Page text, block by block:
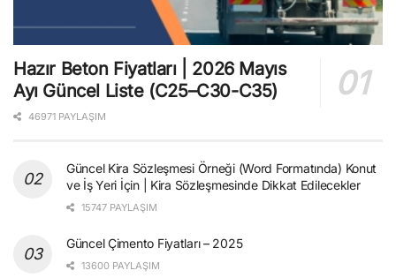
Hazır Beton Fiyatları | 2026 Mayıs
Ayı Güncel Liste (C25–C30-C35)
46971 PAYLAŞIM
Güncel Kira Sözleşmesi Örneği (Word Formatında) Konut
ve İş Yeri İçin | Kira Sözleşmesinde Dikkat Edilecekler
15747 PAYLAŞIM
Güncel Çimento Fiyatları – 2025
13600 PAYLAŞIM